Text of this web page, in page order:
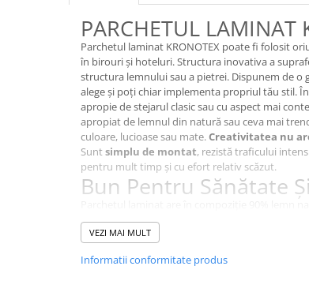
PARCHETUL LAMINAT
Parchetul laminat KRONOTEX poate fi folosit
în birouri și hoteluri. Structura inovativa a
structura lemnului sau a pietrei. Dispunem de
alege și poți chiar implementa propriul tău stil.
apropie de stejarul clasic sau cu aspect mai
apropiat de lemnul din natură sau ceva mai
culoare, lucioase sau mate.Creativitatea nu
Suntsimplu de montat, rezistă traficului
pentru mult timp și cu efort relativ scăzut.
Bun Pentru Sănătate
friendlyși ebenefic pentru sănătatea ta
este confecționată din hârtie de înaltă calitate
mod regulat însisteme de producție de
VEZI MAI MULT
Informatii conformitate produs